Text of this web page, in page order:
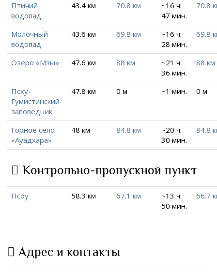
Птичий
водопад
43.4 км 70.8 км
~16 ч.
47 мин.
70.8
Молочный
водопад
43.6 км 69.8 км
~16 ч.
28 мин.
69.8
Озеро «Мзы» 47.6 км 88 км
~21 ч.
36 мин.
88 км
Псху-
Гумистинский
заповедник
47.8 км 0 м ~1 мин. 0 м
Горное село
«Ауадхара»
48 км 84.8 км
~20 ч.
30 мин.
84.8
Контрольно-пропускной пункт
Псоу 58.3 км 67.1 км
~13 ч.
50 мин.
66.7
Адрес и контакты